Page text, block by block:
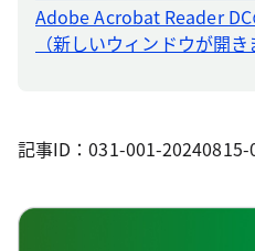
Adobe Acrobat Reader
（新しいウィンドウが開き
記事ID：031-001-20240815-